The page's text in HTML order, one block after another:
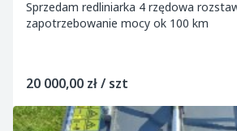
Sprzedam redliniarka 4 rzędowa
zapotrzebowanie mocy ok 100 km
20 000,00 zł / szt